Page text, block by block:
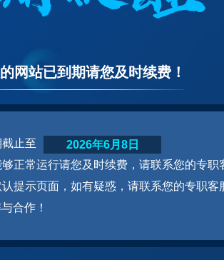
网站已到期请您及时续费！
止至
正常运行请您及时续费，请联系您的专职
提示页面，如有疑惑，请联系您的专职客
合作！
2026年6月8日